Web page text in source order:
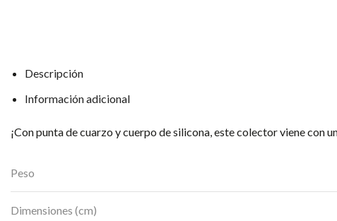
Descripción
Información adicional
¡Con punta de cuarzo y cuerpo de silicona, este colector viene con
Peso
Dimensiones (cm)